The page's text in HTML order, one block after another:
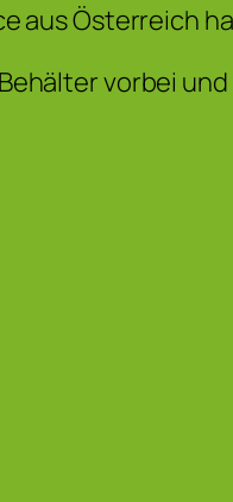
aus Österreich
vorbei